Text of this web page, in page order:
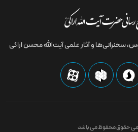
سخنرانی‌ها و آثار علمی آیت‌الله محسن اراکی
حقوق محفوظ می باشد